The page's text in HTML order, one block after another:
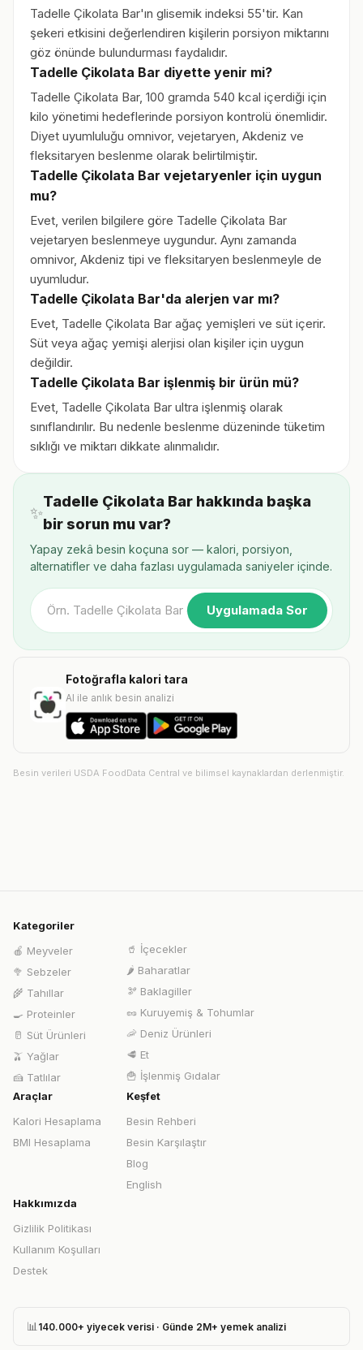
Tadelle Çikolata Bar'ın glisemik indeksi 55'tir. Kan
şekeri etkisini değerlendiren kişilerin porsiyon miktarını
göz önünde bulundurması faydalıdır.
Tadelle Çikolata Bar diyette yenir mi?
Tadelle Çikolata Bar, 100 gramda 540 kcal içerdiği için
kilo yönetimi hedeflerinde porsiyon kontrolü önemlidir.
Diyet uyumluluğu omnivor, vejetaryen, Akdeniz ve
fleksitaryen beslenme olarak belirtilmiştir.
Tadelle Çikolata Bar vejetaryenler için uygun
mu?
Evet, verilen bilgilere göre Tadelle Çikolata Bar
vejetaryen beslenmeye uygundur. Aynı zamanda
omnivor, Akdeniz tipi ve fleksitaryen beslenmeyle de
uyumludur.
Tadelle Çikolata Bar'da alerjen var mı?
Evet, Tadelle Çikolata Bar ağaç yemişleri ve süt içerir.
Süt veya ağaç yemişi alerjisi olan kişiler için uygun
değildir.
Tadelle Çikolata Bar işlenmiş bir ürün mü?
Evet, Tadelle Çikolata Bar ultra işlenmiş olarak
sınıflandırılır. Bu nedenle beslenme düzeninde tüketim
sıklığı ve miktarı dikkate alınmalıdır.
✨
Tadelle Çikolata Bar hakkında başka
bir sorun mu var?
Yapay zekâ besin koçuna sor — kalori, porsiyon,
alternatifler ve daha fazlası uygulamada saniyeler içinde.
Uygulamada Sor
Fotoğrafla kalori tara
AI ile anlık besin analizi
Besin verileri USDA FoodData Central ve bilimsel kaynaklardan derlenmiştir.
Kategoriler
🍎 Meyveler
🥦 Sebzeler
🌾 Tahıllar
🍳 Proteinler
🥛 Süt Ürünleri
🫒 Yağlar
🍰 Tatlılar
🥤 İçecekler
🌶️ Baharatlar
🫘 Baklagiller
🥜 Kuruyemiş & Tohumlar
🦐 Deniz Ürünleri
🥩 Et
🍟 İşlenmiş Gıdalar
Araçlar
Kalori Hesaplama
BMI Hesaplama
Keşfet
Besin Rehberi
Besin Karşılaştır
Blog
English
Hakkımızda
Gizlilik Politikası
Kullanım Koşulları
Destek
📊 140.000+ yiyecek verisi · Günde 2M+ yemek analizi